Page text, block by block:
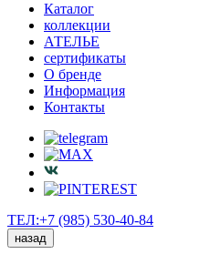
Каталог
коллекции
АТЕЛЬЕ
сертификаты
О бренде
Информация
Контакты
ТЕЛ:+7 (985) 530-40-84
назад